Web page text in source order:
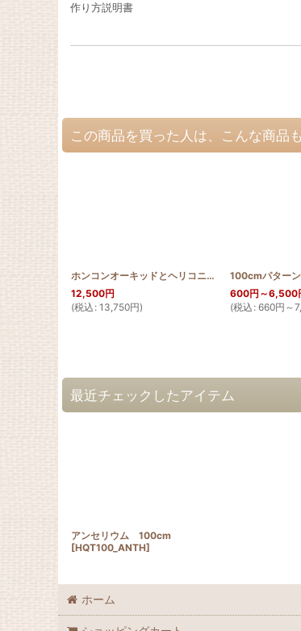
作り方説明書
この商品を買った人は、こんな商品
ホンコンオーキッドとヘリコニアのタペストリー100cm
12,500円
(税込 : 13,750円)
100cmパター
600円 ～6,500
(税込 : 660円 ～
最近チェックしたアイテム
アンセリウム 100cm
[HQT100_ANTH]
ホーム